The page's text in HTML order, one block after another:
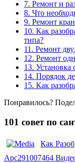
7. Ремонт и
8. Что
9. Ремонт
10. Как
типа?
11. Ремонт
12. Ремонт
13. Установка
14. Порядок
15. Как
Понравилось?
101 совет по
Как
Арс291007464